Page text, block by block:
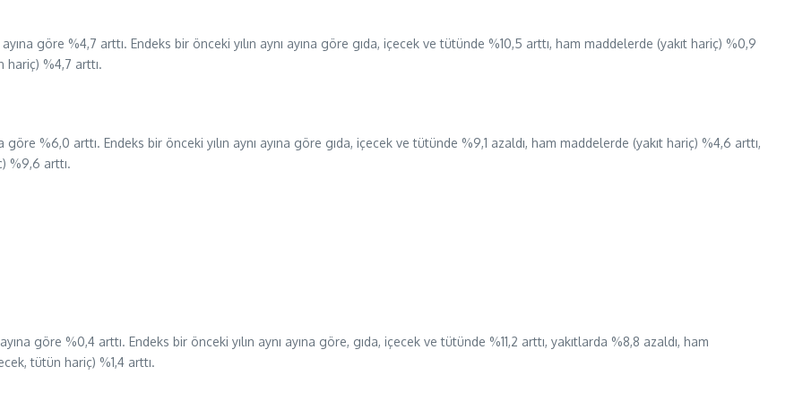
göre %4,7 arttı. Endeks bir önceki yılın aynı ayına göre gıda, içecek ve tütünde %10,5 arttı, ham maddelerde (yakıt hariç) %0,9
hariç) %4,7 arttı.
%6,0 arttı. Endeks bir önceki yılın aynı ayına göre gıda, içecek ve tütünde %9,1 azaldı, ham maddelerde (yakıt hariç) %4,6 arttı,
%9,6 arttı.
göre %0,4 arttı. Endeks bir önceki yılın aynı ayına göre, gıda, içecek ve tütünde %11,2 arttı, yakıtlarda %8,8 azaldı, ham
tütün hariç) %1,4 arttı.